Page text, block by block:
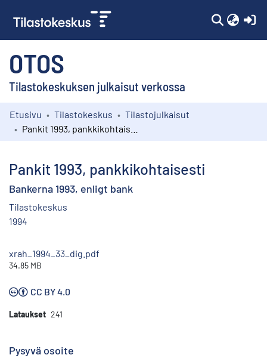
OTOS
Tilastokeskuksen julkaisut verkossa
Kokoelmat
Etusivu Tilastokeskus
Tilastojulkaisut
Pankit 1993, pankkikohtaisesti
Bankerna 1993, enligt bank
Tilastokeskus
1994
xrah_1994_33_dig.pdf
34.85 MB
CC BY 4.0
Lataukset 241
Pysyvä osoite